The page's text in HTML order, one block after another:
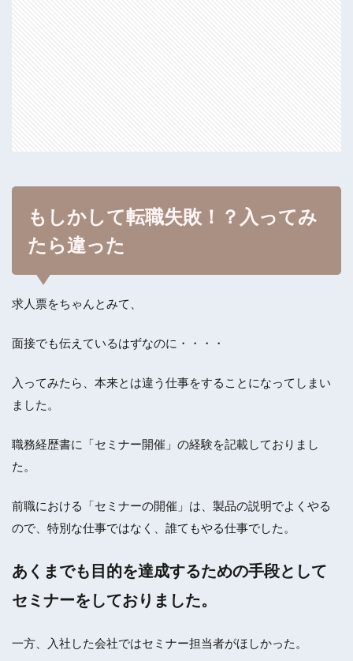
もしかして転職失敗！？入ってみ
たら違った
求人票をちゃんとみて、
面接でも伝えているはずなのに・・・・
入ってみたら、本来とは違う仕事をすることになってしまい
ました。
職務経歴書に「セミナー開催」の経験を記載しておりまし
た。
前職における「セミナーの開催」は、製品の説明でよくやる
ので、特別な仕事ではなく、誰てもやる仕事でした。
あくまでも目的を達成するための手段として
セミナーをしておりました。
一方、入社した会社ではセミナー担当者がほしかった。